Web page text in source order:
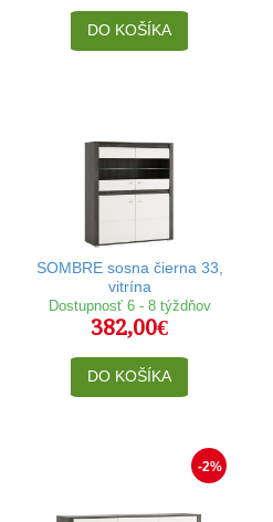
DO KOŠÍKA
SOMBRE sosna čierna 33,
vitrína
Dostupnosť 6 - 8 týždňov
382,00€
DO KOŠÍKA
-2%